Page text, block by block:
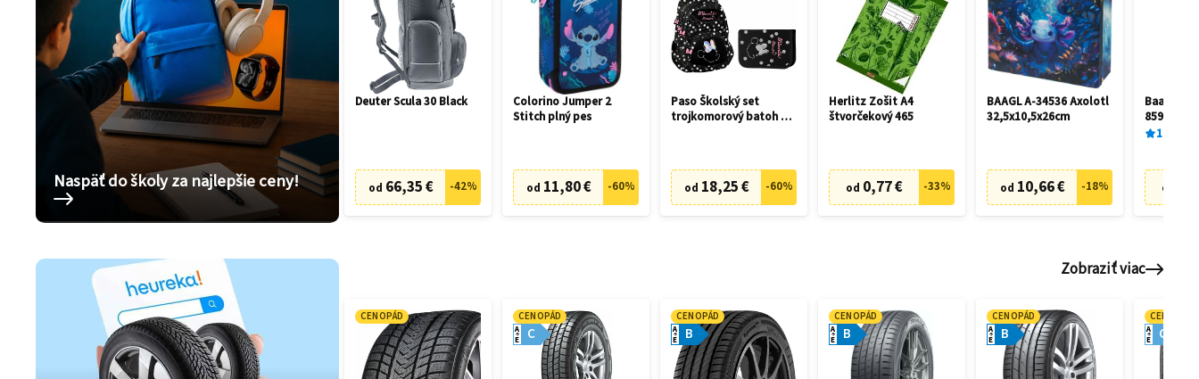
Naspäť do školy za najlepšie ceny!
Deuter Scula 30 Black
od 66,35 € -42%
Colorino Jumper 2
Stitch plný pes
od 11,80 € -60%
Paso Školský set
trojkomorový batoh +
od 18,25 € -60%
Herlitz Zošit A4
štvorčekový 465
od 0,77 € -33%
BAAGL A-34536 Axolotl
32,5x10,5x26cm
od 10,66 € -18%
Baagl A5
100
od
Zobraziť viac
CENOPÁD CENOPÁD
C
A
E
CENOPÁD
B
A
E
CENOPÁD
B
A
E
CENOPÁD
B
A
E
CENOPÁD
C
A
E